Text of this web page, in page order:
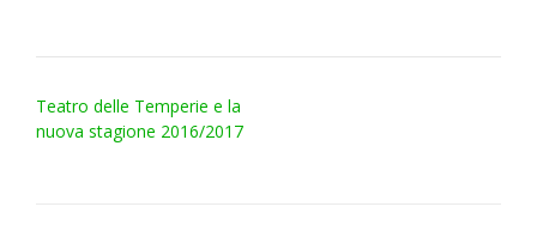
Post
navigation
Teatro delle Temperie e la
nuova stagione 2016/2017